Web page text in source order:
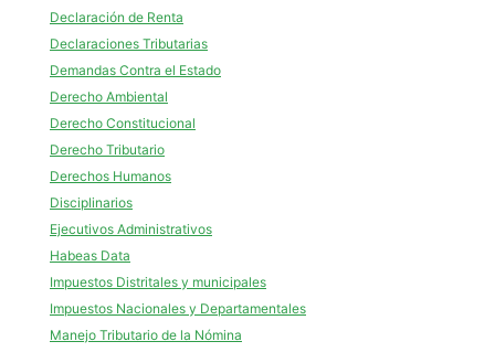
Declaración de Renta
Declaraciones Tributarias
Demandas Contra el Estado
Derecho Ambiental
Derecho Constitucional
Derecho Tributario
Derechos Humanos
Disciplinarios
Ejecutivos Administrativos
Habeas Data
Impuestos Distritales y municipales
Impuestos Nacionales y Departamentales
Manejo Tributario de la Nómina